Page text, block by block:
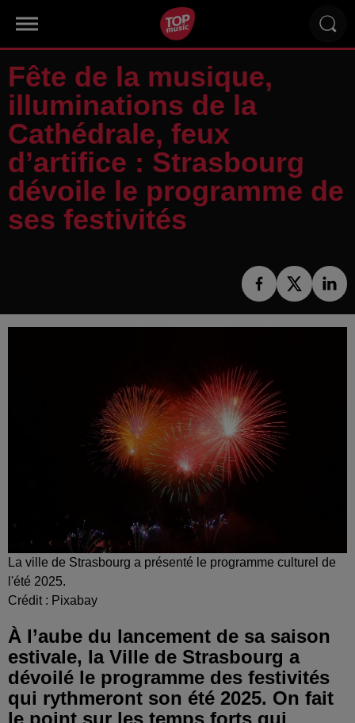
Fête de la musique,
illuminations de la
Cathédrale, feux
d’artifice : Strasbourg
dévoile le programme de
ses festivités
La ville de Strasbourg a présenté le programme culturel de
l'été 2025.
Crédit : Pixabay
À l’aube du lancement de sa saison
estivale, la Ville de Strasbourg a
dévoilé le programme des festivités
qui rythmeront son été 2025. On fait
le point sur les temps forts qui